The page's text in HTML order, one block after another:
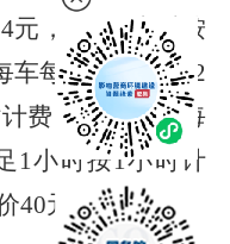
4元，不足 1小时按
车每半小时收费2
费；夜间时段每
1小时按1小时计
40元。